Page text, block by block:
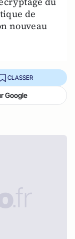
de
nouveau
CLASSER
Google